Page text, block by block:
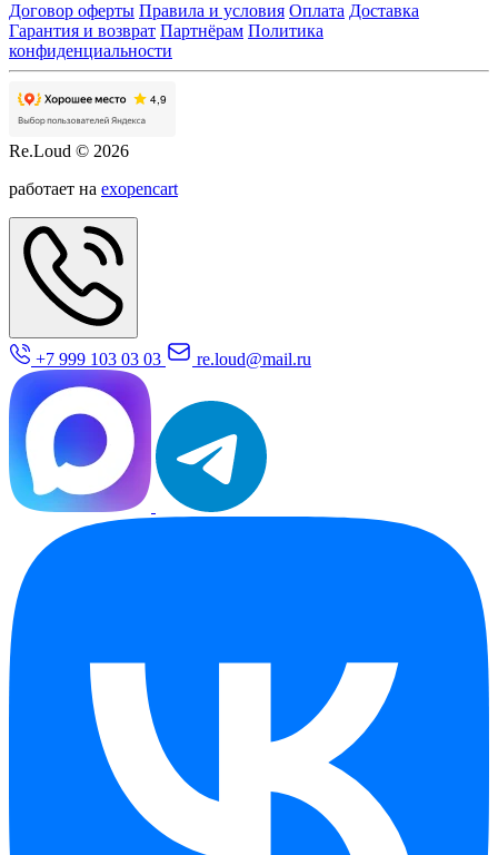
Договор оферты Правила и условия Оплата Доставка
Гарантия и возврат Партнёрам Политика
конфиденциальности
Re.Loud © 2026
работает на exopencart
+7 999 103 03 03 re.loud@mail.ru